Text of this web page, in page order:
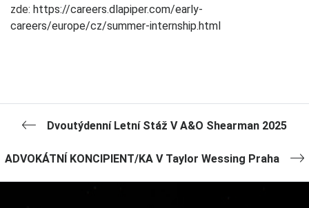
zde: https://careers.dlapiper.com/early-
careers/europe/cz/summer-internship.html
Dvoutýdenní Letní Stáž V A&O Shearman 2025
ADVOKÁTNÍ KONCIPIENT/KA V Taylor Wessing Praha